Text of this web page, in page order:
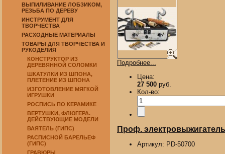
ВЫПИЛИВАНИЕ ЛОБЗИКОМ,
РЕЗЬБА ПО ДЕРЕВУ
ИНСТРУМЕНТ ДЛЯ
ТВОРЧЕСТВА
РАСХОДНЫЕ МАТЕРИАЛЫ
ТОВАРЫ ДЛЯ ТВОРЧЕСТВА И
РУКОДЕЛИЯ
КОНСТРУКТОР ИЗ
ДЕРЕВЯННОЙ СОЛОМКИ
ШКАТУЛКИ ИЗ ШПОНА,
ПЛЕТЕНИЕ ИЗ ШПОНА
ИЗГОТОВЛЕНИЕ МЯГКОЙ
ИГРУШКИ
РОСПИСЬ ПО КЕРАМИКЕ
ВЕРТУШКИ, ФЛЮГЕРА.
ДЕЙСТВУЮЩИЕ МОДЕЛИ
ВАЯТЕЛЬ (ГИПС)
РАСПИСНОЙ БАРЕЛЬЕФ
(ГИПС)
ГРАВЮРЫ
Подробнее...
Цена:
27 500 руб.
Кол-во:
Проф.
Артикул: PD-50700